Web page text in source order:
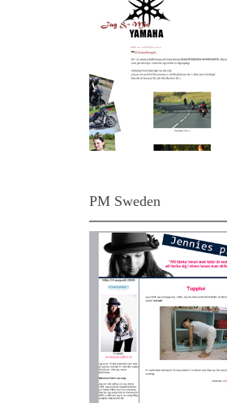
PM Sweden